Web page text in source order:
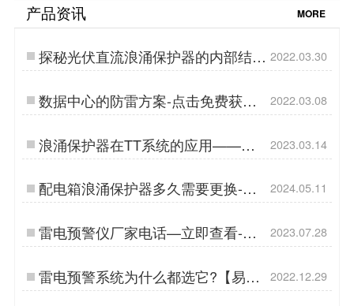
产品资讯 MORE
探秘光伏直流浪涌保护器的内部结
构-值得一看【杭州易造】…
2022.03.30
数据中心的防雷方案-点击免费获取
【杭州易造】…
2022.03.08
浪涌保护器在TT系统的应用——专
业解读【易造防雷】…
2023.03.14
配电箱浪涌保护器多久需要更换-技
术解答-易造…
2024.05.11
雷电预警仪厂家电话—立即查看-易
造防雷…
2023.07.28
雷电预警系统为什么都选它?【易造
防雷】…
2022.12.29